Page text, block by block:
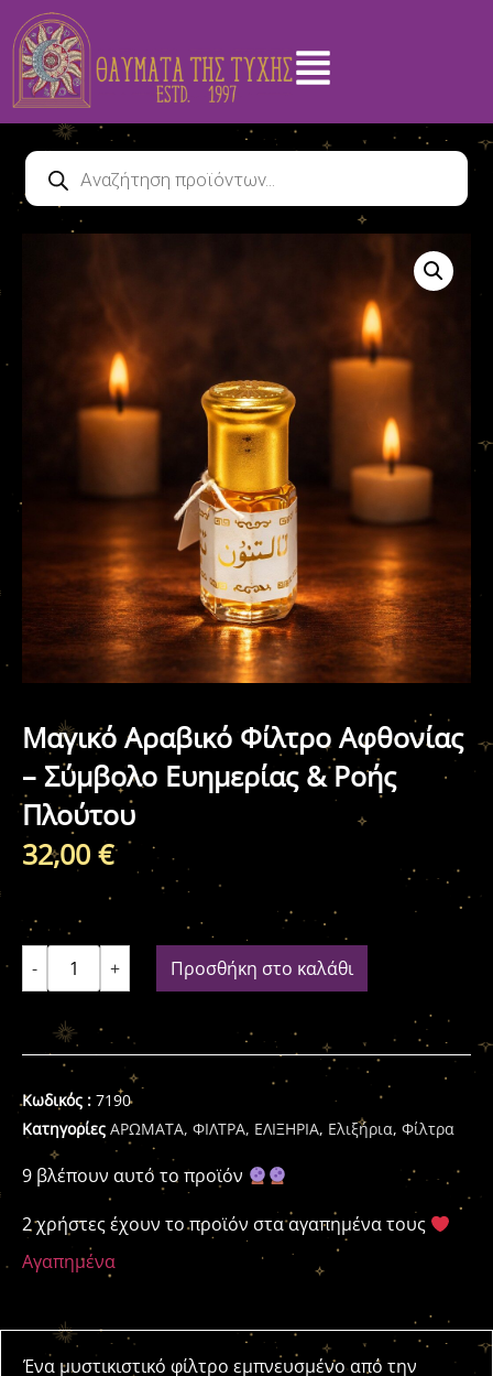
Μαγικό Αραβικό Φίλτρο Αφθονίας
– Σύμβολο Ευημερίας & Ροής
Πλούτου
32,00 €
- + Προσθήκη στο καλάθι
Κωδικός : 7190
Κατηγορίες ΑΡΩΜΑΤΑ, ΦΙΛΤΡΑ, ΕΛΙΞΗΡΙΑ, Ελιξήρια, Φίλτρα
9 βλέπουν αυτό το προϊόν
2 χρήστες έχουν το προϊόν στα αγαπημένα τους
Αγαπημένα
Ένα μυστικιστικό φίλτρο εμπνευσμένο από την